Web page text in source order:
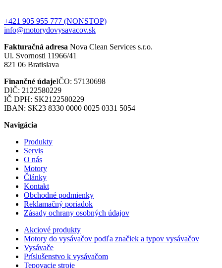
+421 905 955 777 (NONSTOP)
info@motorydovysavacov.sk
Fakturačná adresa Nova Clean Services s.r.o.
Ul. Svornosti 11966/41
821 06 Bratislava
Finančné údajeIČO: 57130698
DIČ: 2122580229
IČ DPH: SK2122580229
IBAN: SK23 8330 0000 0025 0331 5054
Navigácia
Produkty
Servis
O nás
Motory
Články
Kontakt
Obchodné podmienky
Reklamačný poriadok
Zásady ochrany osobných údajov
Akciové produkty
Motory do vysávačov podľa značiek a typov vysávačov
Vysávače
Príslušenstvo k vysávačom
Tepovacie stroje